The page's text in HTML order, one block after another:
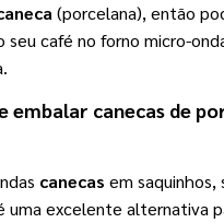
(porcelana), então
café no forno micro-
embalar canecas de
canecas em saquinhos,
uma excelente alternativa